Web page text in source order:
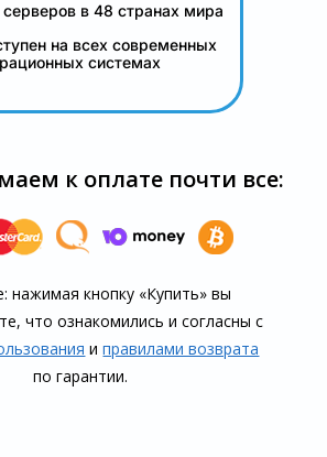
серверов в 48 странах мира
на всех современных
системах
к оплате почти все:
нажимая кнопку «Купить» вы
что озна­комились и согласны с
иправилами воз­врата
по гарантии.